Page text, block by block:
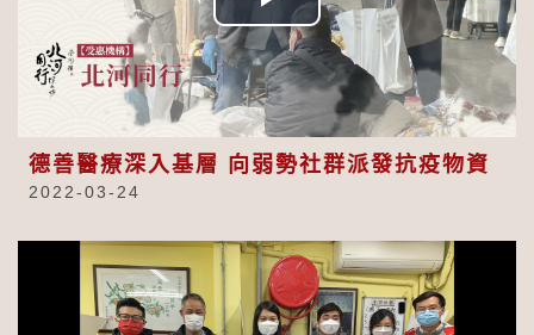
Play
Video
德善醫療深入基層 向弱勢社群派發抗疫物資
2022-03-24